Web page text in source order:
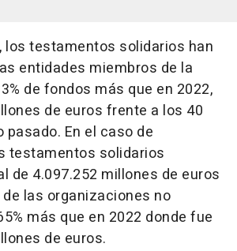
los testamentos solidarios han
entidades miembros de la
de fondos más que en 2022,
de euros frente a los 40
pasado. En el caso de
testamentos solidarios
de 4.097.252 millones de euros
las organizaciones no
más que en 2022 donde fue
de euros.